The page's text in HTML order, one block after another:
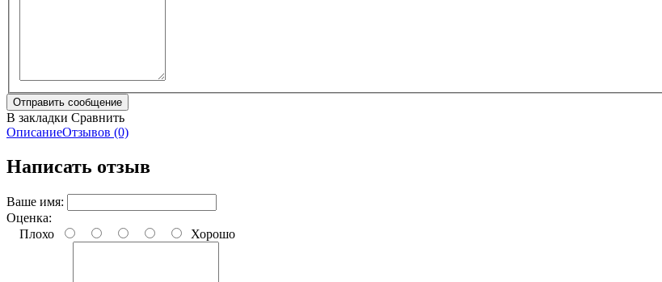
В закладки Сравнить
ОписаниеОтзывов (0)
Написать отзыв
Ваше имя:
Оценка:
Плохо
Хорошо